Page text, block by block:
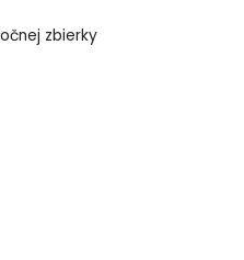
zbierky